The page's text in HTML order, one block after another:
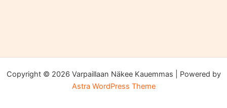
Copyright © 2026 Varpaillaan Näkee Kauemmas | Powered by
Astra WordPress Theme